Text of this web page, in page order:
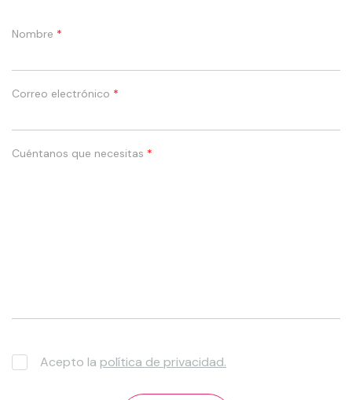
Nombre *
Correo electrónico *
Cuéntanos que necesitas *
Acepto la política de privacidad.